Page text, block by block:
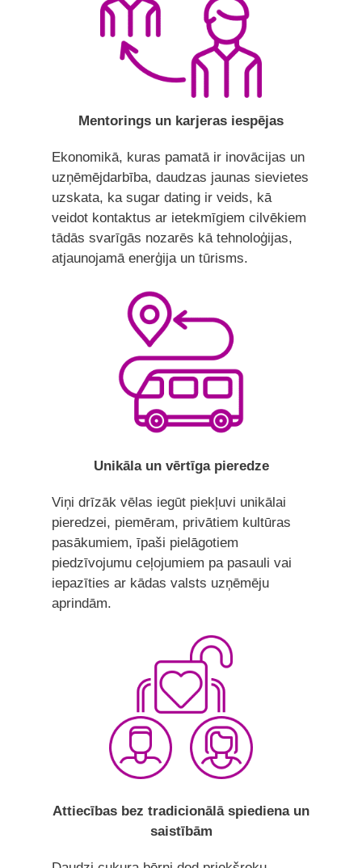
Mentorings un karjeras iespējas
Ekonomikā, kuras pamatā ir inovācijas un
uzņēmējdarbība, daudzas jaunas sievietes
uzskata, ka sugar dating ir veids, kā
veidot kontaktus ar ietekmīgiem cilvēkiem
tādās svarīgās nozarēs kā tehnoloģijas,
atjaunojamā enerģija un tūrisms.
Unikāla un vērtīga pieredze
Viņi drīzāk vēlas iegūt piekļuvi unikālai
pieredzei, piemēram, privātiem kultūras
pasākumiem, īpaši pielāgotiem
piedzīvojumu ceļojumiem pa pasauli vai
iepazīties ar kādas valsts uzņēmēju
aprindām.
Attiecības bez tradicionālā spiediena un
saistībām